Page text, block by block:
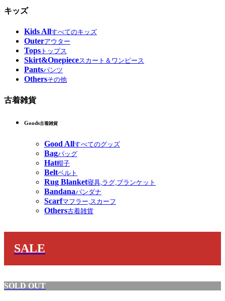
キッズ
Kids Allすべてのキッズ
Outerアウター
Tops トップス
Skirt&Onepieceスカート＆ワンピース
Pantsパンツ
Othersその他
古着雑貨
Goods古着雑貨
Good Allすべてのグッズ
Bagバッグ
Hat帽子
Beltベルト
Rug Blanket寝具,ラグ,ブランケット
Bandanaバンダナ
Scarfマフラー,スカーフ
Others古着雑貨
SALE
SOLD OUT